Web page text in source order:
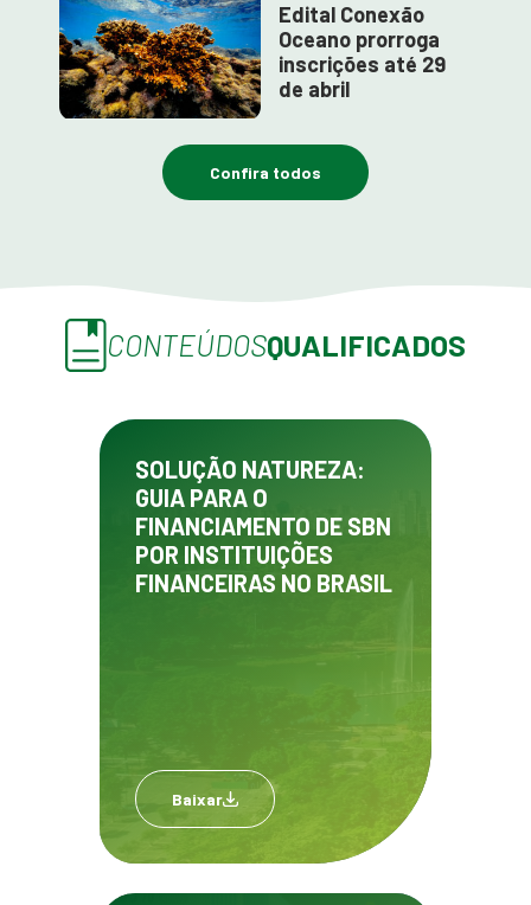
Edital Conexão
Oceano prorroga
inscrições até 29
de abril
Confira todos
CONTEÚDOSQUALIFICADOS
SOLUÇÃO NATUREZA:
GUIA PARA O
FINANCIAMENTO DE SBN
POR INSTITUIÇÕES
FINANCEIRAS NO BRASIL
Baixar